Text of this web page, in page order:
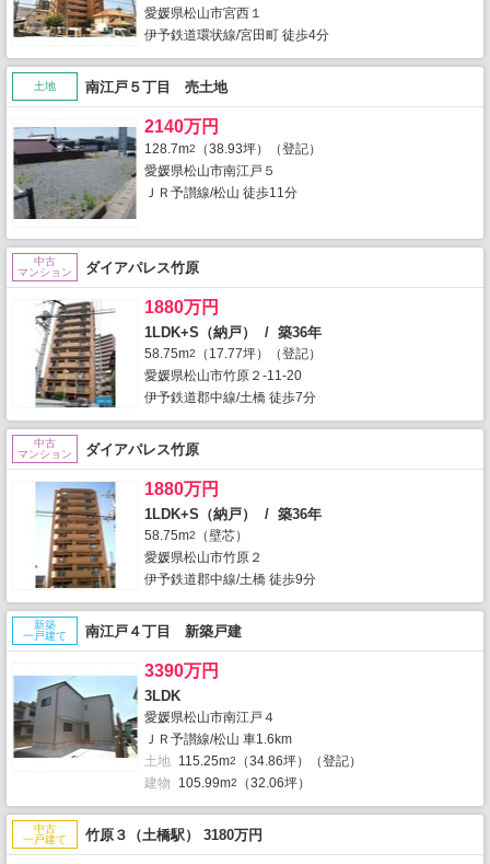
愛媛県松山市宮西１
伊予鉄道環状線/宮田町 徒歩4分
土地 南江戸５丁目 売土地
2140万円
128.7m2
（38.93坪）（登記）
愛媛県松山市南江戸５
ＪＲ予讃線/松山 徒歩11分
中古
マンション
ダイアパレス竹原
1880万円
1LDK+S（納戸） / 築36年
58.75m2
（17.77坪）（登記）
愛媛県松山市竹原２-11-20
伊予鉄道郡中線/土橋 徒歩7分
中古
マンション
ダイアパレス竹原
1880万円
1LDK+S（納戸） / 築36年
58.75m2
（壁芯）
愛媛県松山市竹原２
伊予鉄道郡中線/土橋 徒歩9分
新築
一戸建て
南江戸４丁目 新築戸建
3390万円
3LDK
愛媛県松山市南江戸４
ＪＲ予讃線/松山 車1.6km
土地 115.25m2
（34.86坪）（登記）
建物
105.99m2 （32.06坪）
中古
一戸建て
竹原３（土橋駅） 3180万円